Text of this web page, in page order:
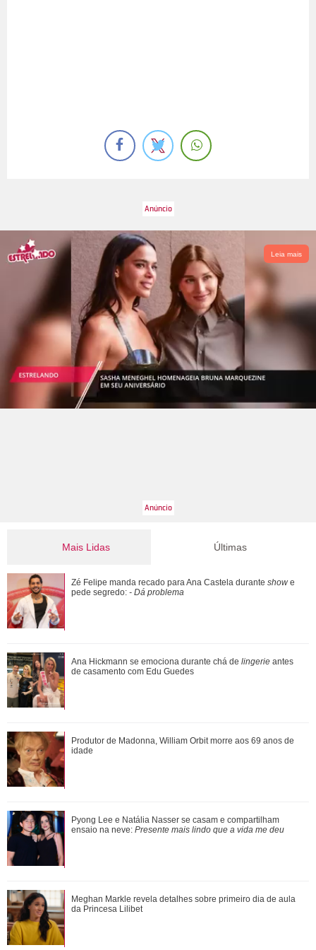
Leia mais
Mais Lidas
Pyong Lee e Natália Nasser se casam e compartilham
ensaio na neve: Presente mais lindo que a...
Ele cresceu! Veja evolução de Marcelo Sangalo, filho de
Ivete Sangalo e Daniel Cady
Meghan Markle revela detalhes sobre primeiro dia de aula
da Princesa Lilibet
Luiza Brunet, Ana Hickmann, Rihanna... Veja as famosas
que já denunciaram violência domést...
Verdadeiras xérox! Confira mães e filhas famosas que são
super parecidas
Últimas
Zé Felipe manda recado para Ana Castela durante show e
pede segredo: - Dá problema
Ana Hickmann se emociona durante chá de lingerie antes
de casamento com Edu Guedes
Produtor de Madonna, William Orbit morre aos 69 anos de
idade
Pyong Lee e Natália Nasser se casam e compartilham
ensaio na neve: Presente mais lindo que a vida me deu
Meghan Markle revela detalhes sobre primeiro dia de aula
da Princesa Lilibet